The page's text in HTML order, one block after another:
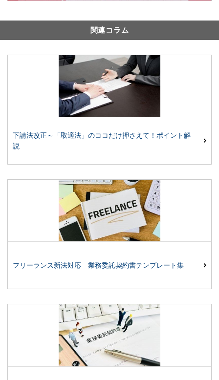
関連コラム
下請法改正～「取適法」のココだけ押さえて！ポイント解
説
フリーランス新法対応 業務委託契約書テンプレート集